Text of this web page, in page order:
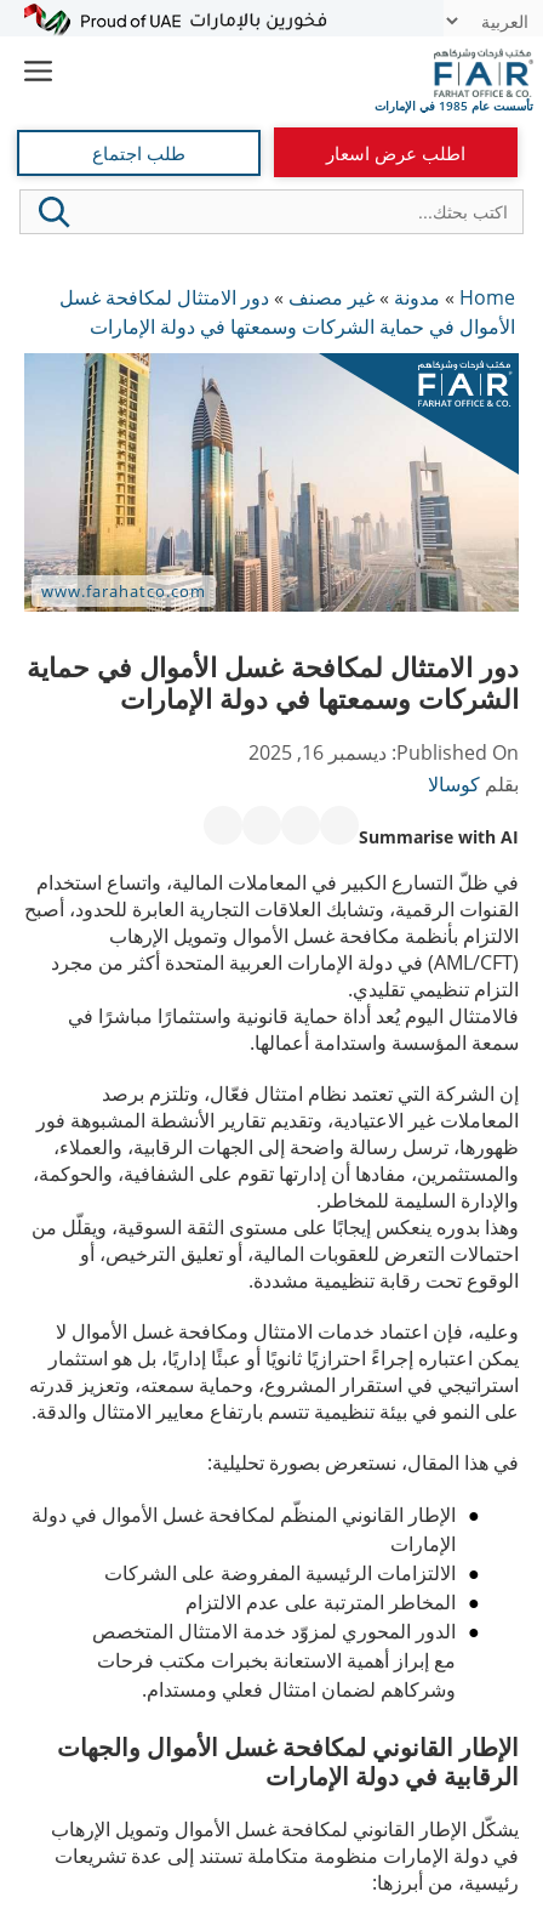
انتقل
المحتوى
اطلب عرض اسعار طلب اجتماع
Home
» مدونة » غير مصنف » دور الامتثال لمكافحة غسل
الأموال في حماية الشركات وسمعتها في دولة الإمارات
دور الامتثال لمكافحة غسل الأموال في حماية
الشركات وسمعتها في دولة الإمارات
Published On: ديسمبر 16, 2025
بقلم كوسالا
Summarise with AI
في ظلّ التسارع الكبير في المعاملات المالية، واتساع استخدام
القنوات الرقمية، وتشابك العلاقات التجارية العابرة للحدود، أصبح
الالتزام بأنظمة مكافحة غسل الأموال وتمويل الإرهاب
(AML/CFT) في دولة الإمارات العربية المتحدة أكثر من مجرد
التزام تنظيمي تقليدي.
فالامتثال اليوم يُعد أداة حماية قانونية واستثمارًا مباشرًا في
سمعة المؤسسة واستدامة أعمالها.
إن الشركة التي تعتمد نظام امتثال فعّال، وتلتزم برصد
المعاملات غير الاعتيادية، وتقديم تقارير الأنشطة المشبوهة فور
ظهورها، ترسل رسالة واضحة إلى الجهات الرقابية، والعملاء،
والمستثمرين، مفادها أن إدارتها تقوم على الشفافية، والحوكمة،
والإدارة السليمة للمخاطر.
وهذا بدوره ينعكس إيجابًا على مستوى الثقة السوقية، ويقلّل من
احتمالات التعرض للعقوبات المالية، أو تعليق الترخيص، أو
الوقوع تحت رقابة تنظيمية مشددة.
وعليه، فإن اعتماد خدمات الامتثال ومكافحة غسل الأموال لا
يمكن اعتباره إجراءً احترازيًا ثانويًا أو عبئًا إداريًا، بل هو استثمار
استراتيجي في استقرار المشروع، وحماية سمعته، وتعزيز قدرته
على النمو في بيئة تنظيمية تتسم بارتفاع معايير الامتثال والدقة.
في هذا المقال، نستعرض بصورة تحليلية:
الإطار القانوني المنظّم لمكافحة غسل الأموال في دولة
الإمارات
الالتزامات الرئيسية المفروضة على الشركات
المخاطر المترتبة على عدم الالتزام
الدور المحوري لمزوّد خدمة الامتثال المتخصص
مع إبراز أهمية الاستعانة بخبرات مكتب فرحات
وشركاهم لضمان امتثال فعلي ومستدام.
الإطار القانوني لمكافحة غسل الأموال والجهات
الرقابية في دولة الإمارات
يشكّل الإطار القانوني لمكافحة غسل الأموال وتمويل الإرهاب
في دولة الإمارات منظومة متكاملة تستند إلى عدة تشريعات
رئيسية، من أبرزها: